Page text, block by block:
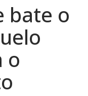
bate o
o